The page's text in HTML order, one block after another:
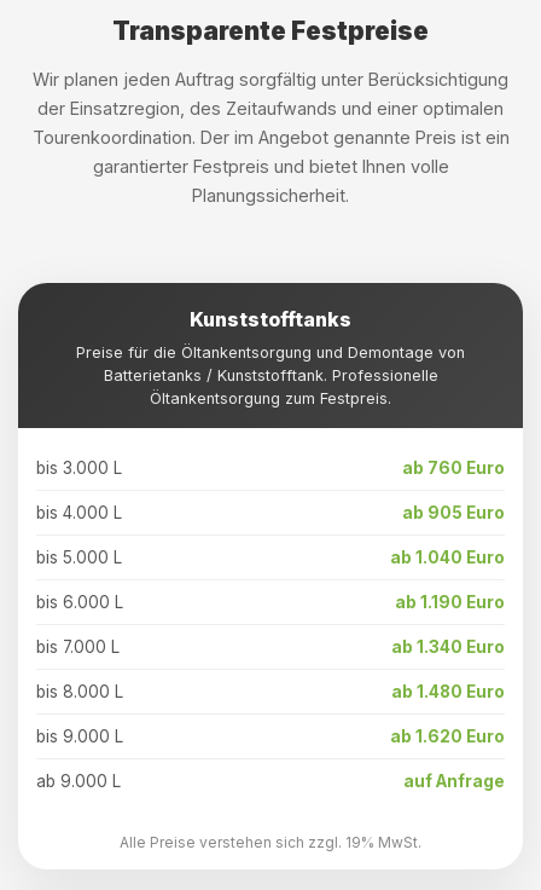
Transparente Festpreise
Wir planen jeden Auftrag sorgfältig unter Berücksichtigung
der Einsatzregion, des Zeitaufwands und einer optimalen
Tourenkoordination. Der im Angebot genannte Preis ist ein
garantierter Festpreis und bietet Ihnen volle
Planungssicherheit.
Kunststofftanks
Preise für die Öltankentsorgung und Demontage von
Batterietanks / Kunststofftank. Professionelle
Öltankentsorgung zum Festpreis.
bis 3.000 L ab 760 Euro
bis 4.000 L ab 905 Euro
bis 5.000 L ab 1.040 Euro
bis 6.000 L ab 1.190 Euro
bis 7.000 L ab 1.340 Euro
bis 8.000 L ab 1.480 Euro
bis 9.000 L ab 1.620 Euro
ab 9.000 L auf Anfrage
Alle Preise verstehen sich zzgl. 19% MwSt.